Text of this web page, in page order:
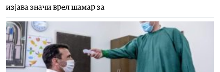
изјава значи врел шамар за